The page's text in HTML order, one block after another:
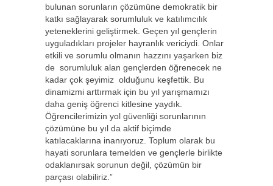
bulunan sorunların çözümüne demokratik bir
katkı sağlayarak sorumluluk ve katılımcılık
yeteneklerini geliştirmek. Geçen yıl gençlerin
uyguladıkları projeler hayranlık vericiydi. Onlar
etkili ve sorumlu olmanın hazzını yaşarken biz
de sorumluluk alan gençlerden öğrenecek ne
kadar çok şeyimiz olduğunu keşfettik. Bu
dinamizmi arttırmak için bu yıl yarışmamızı
daha geniş öğrenci kitlesine yaydık.
Öğrencilerimizin yol güvenliği sorunlarının
çözümüne bu yıl da aktif biçimde
katılacaklarına inanıyoruz. Toplum olarak bu
hayati sorunlara temelden ve gençlerle birlikte
odaklanırsak sorunun değil, çözümün bir
parçası olabiliriz.”